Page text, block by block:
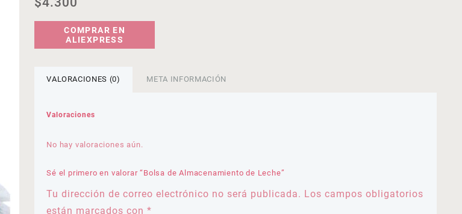
COMPRAR EN
ALIEXPRESS
VALORACIONES (0) META INFORMACIÓN
Valoraciones
No hay valoraciones aún.
Sé el primero en valorar “Bolsa de Almacenamiento de Leche”
Tu dirección de correo electrónico no será publicada. Los campos obligatorios
están marcados con*